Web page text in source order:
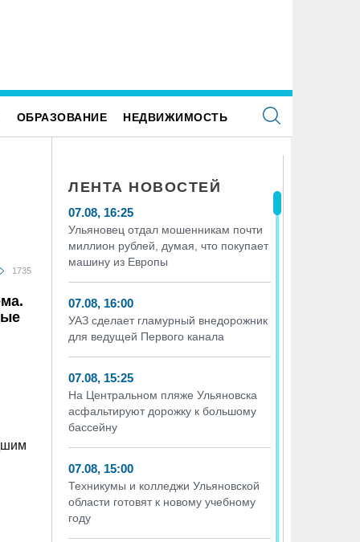
ОБРАЗОВАНИЕ НЕДВИЖИМОСТЬ
1735
ЛЕНТА НОВОСТЕЙ
07.08, 16:25
Ульяновец отдал мошенникам почти
миллион рублей, думая, что покупает
машину из Европы
07.08, 16:00
УАЗ сделает гламурный внедорожник
для ведущей Первого канала
07.08, 15:25
На Центральном пляже Ульяновска
асфальтируют дорожку к большому
бассейну
07.08, 15:00
Техникумы и колледжи Ульяновской
области готовят к новому учебному
году